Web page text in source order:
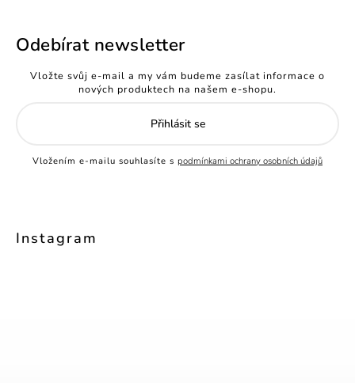
Instagram
Odebírat newsletter
Vložte svůj e-mail a my vám budeme zasílat informace o
nových produktech na našem e-shopu.
Vložením e-mailu souhlasíte s podmínkami ochrany osobních údajů
Přihlásit se